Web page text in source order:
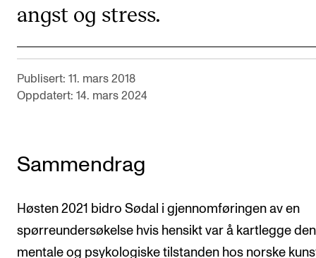
angst og stress.
Publisert: 11. mars 2018
Oppdatert: 14. mars 2024
Sammendrag
Høsten 2021 bidro Sødal i gjennomføringen av en
spørreundersøkelse hvis hensikt var å kartlegge den
mentale og psykologiske tilstanden hos norske